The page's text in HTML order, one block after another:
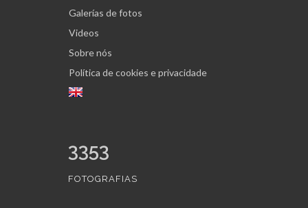
Galerías de fotos
Videos
Sobre nós
Política de cookies e privacidade
3353
FOTOGRAFIAS